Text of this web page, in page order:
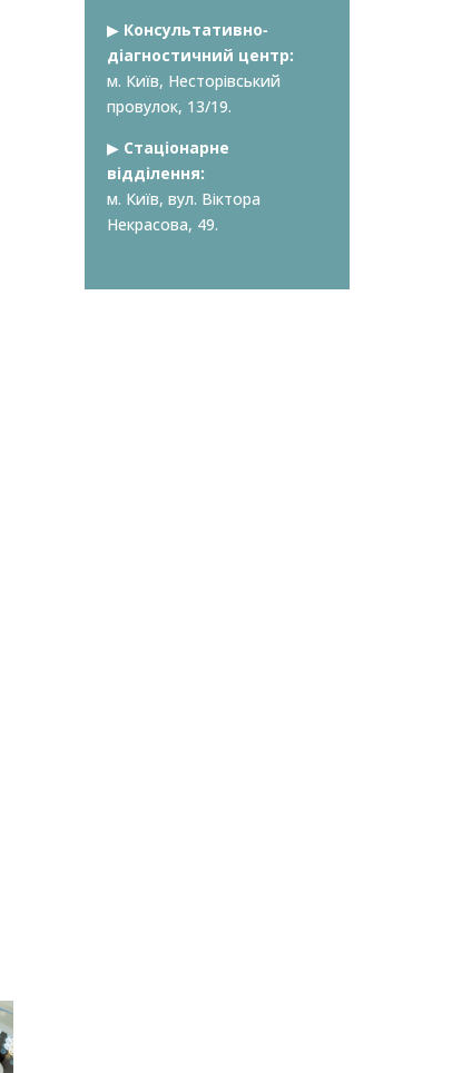
▶︎ Консультативно-
діагностичний центр:
м. Київ, Несторівський
провулок, 13/19.
▶︎ Стаціонарне
відділення:
м. Київ, вул. Віктора
Некрасова, 49.